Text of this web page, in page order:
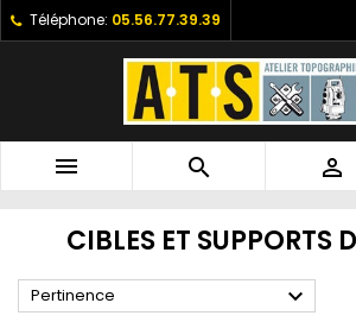
Téléphone: 05.56.77.39.39
  
CIBLES ET SUPPORTS
Pertinence 